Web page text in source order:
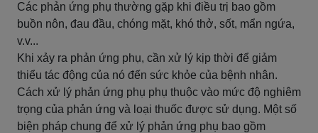
Các phản ứng phụ thường gặp khi điều trị bao gồm
buồn nôn, đau đầu, chóng mặt, khó thở, sốt, mẩn ngứa,
v.v...
Khi xảy ra phản ứng phụ, cần xử lý kịp thời để giảm
thiểu tác động của nó đến sức khỏe của bệnh nhân.
Cách xử lý phản ứng phụ phụ thuộc vào mức độ nghiêm
trọng của phản ứng và loại thuốc được sử dụng. Một số
biện pháp chung để xử lý phản ứng phụ bao gồm